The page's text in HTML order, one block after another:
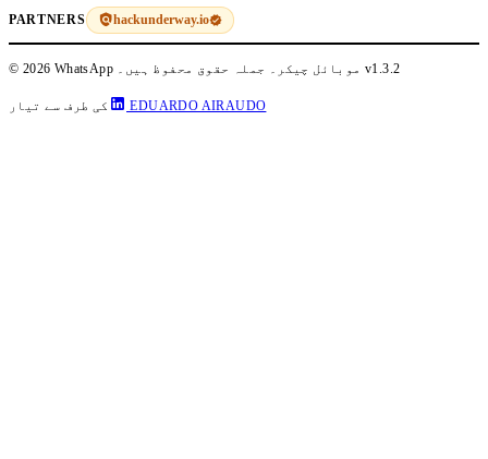
PARTNERS hackunderway.io
© 2026 WhatsApp موبائل چیکر۔ جملہ حقوق محفوظ ہیں۔v1.3.2
کی طرف سے تیار EDUARDO AIRAUDO